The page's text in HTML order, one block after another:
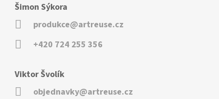
Šimon Sýkora
produkce@artreuse.cz
+420 724 255 356
Viktor Švolík
objednavky@artreuse.cz